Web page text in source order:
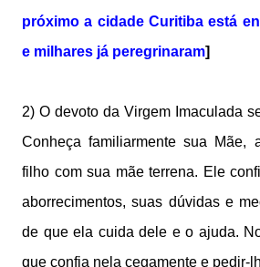
próximo a cidade Curitiba está
e milhares já peregrinaram]
2) O devoto da Virgem Imaculada
Conheça familiarmente sua Mãe,
filho com sua mãe terrena. Ele
aborrecimentos, suas dúvidas e
de que ela cuida dele e o ajuda.
que confia nela cegamente e pedir-